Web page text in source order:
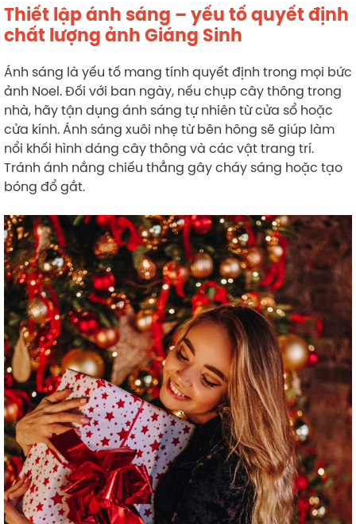
Thiết lập ánh sáng – yếu tố quyết định
chất lượng ảnh Giáng Sinh
Ánh sáng là yếu tố mang tính quyết định trong mọi bức
ảnh Noel. Đối với ban ngày, nếu chụp cây thông trong
nhà, hãy tận dụng ánh sáng tự nhiên từ cửa sổ hoặc
cửa kính. Ánh sáng xuôi nhẹ từ bên hông sẽ giúp làm
nổi khối hình dáng cây thông và các vật trang trí.
Tránh ánh nắng chiếu thẳng gây cháy sáng hoặc tạo
bóng đổ gắt.